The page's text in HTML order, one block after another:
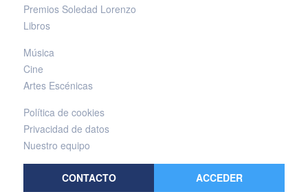
Premios Soledad Lorenzo
Libros
Música
Cine
Artes Escénicas
Política de cookies
Privacidad de datos
Nuestro equipo
CONTACTO ACCEDER